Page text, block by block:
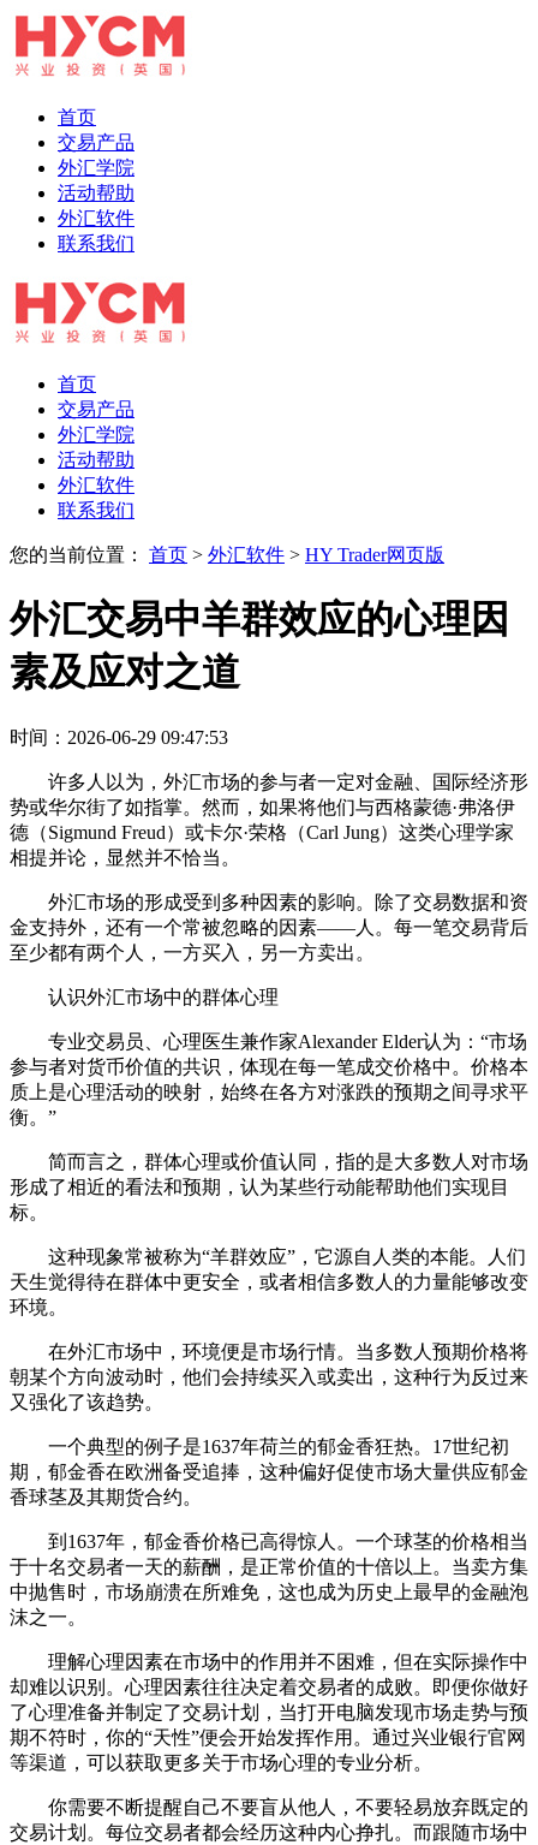
首页
交易产品
外汇学院
活动帮助
外汇软件
联系我们
首页
交易产品
外汇学院
活动帮助
外汇软件
联系我们
您的当前位置： 首页 > 外汇软件 > HY Trader网页版
外汇交易中羊群效应的心理因
素及应对之道
时间：2026-06-29 09:47:53
许多人以为，外汇市场的参与者一定对金融、国际经济形
势或华尔街了如指掌。然而，如果将他们与西格蒙德·弗洛伊
德（Sigmund Freud）或卡尔·荣格（Carl Jung）这类心理学家
相提并论，显然并不恰当。
外汇市场的形成受到多种因素的影响。除了交易数据和资
金支持外，还有一个常被忽略的因素——人。每一笔交易背后
至少都有两个人，一方买入，另一方卖出。
认识外汇市场中的群体心理
专业交易员、心理医生兼作家Alexander Elder认为：“市场
参与者对货币价值的共识，体现在每一笔成交价格中。价格本
质上是心理活动的映射，始终在各方对涨跌的预期之间寻求平
衡。”
简而言之，群体心理或价值认同，指的是大多数人对市场
形成了相近的看法和预期，认为某些行动能帮助他们实现目
标。
这种现象常被称为“羊群效应”，它源自人类的本能。人们
天生觉得待在群体中更安全，或者相信多数人的力量能够改变
环境。
在外汇市场中，环境便是市场行情。当多数人预期价格将
朝某个方向波动时，他们会持续买入或卖出，这种行为反过来
又强化了该趋势。
一个典型的例子是1637年荷兰的郁金香狂热。17世纪初
期，郁金香在欧洲备受追捧，这种偏好促使市场大量供应郁金
香球茎及其期货合约。
到1637年，郁金香价格已高得惊人。一个球茎的价格相当
于十名交易者一天的薪酬，是正常价值的十倍以上。当卖方集
中抛售时，市场崩溃在所难免，这也成为历史上最早的金融泡
沫之一。
理解心理因素在市场中的作用并不困难，但在实际操作中
却难以识别。心理因素往往决定着交易者的成败。即便你做好
了心理准备并制定了交易计划，当打开电脑发现市场走势与预
期不符时，你的“天性”便会开始发挥作用。通过兴业银行官网
等渠道，可以获取更多关于市场心理的专业分析。
你需要不断提醒自己不要盲从他人，不要轻易放弃既定的
交易计划。每位交易者都会经历这种内心挣扎。而跟随市场中